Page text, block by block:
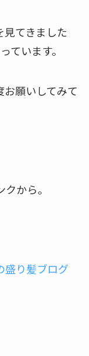
見てきました
ています。
願いしてみて
から。
盛り髪ブログ